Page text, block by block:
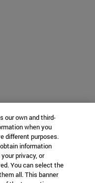
our own and third-
when you
different purposes.
information
privacy, or
You can select the
all. This banner